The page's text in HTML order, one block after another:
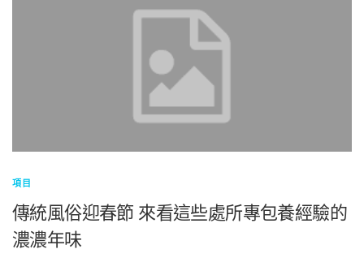
項目
傳統風俗迎春節 來看這些處所專包養經驗的
濃濃年味